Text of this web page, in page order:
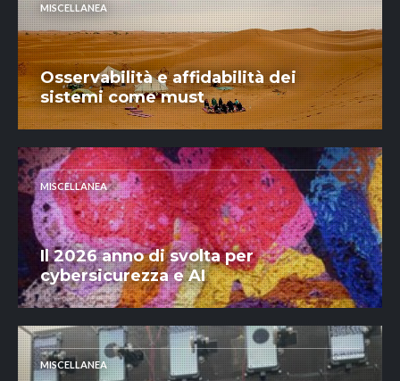
MISCELLANEA
Osservabilità e affidabilità dei
sistemi come must
MISCELLANEA
Il 2026 anno di svolta per
cybersicurezza e AI
MISCELLANEA